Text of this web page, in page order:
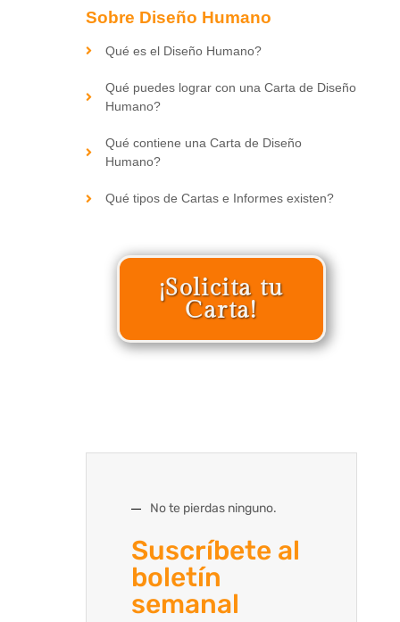
Sobre Diseño Humano
Qué es el Diseño Humano?
Qué puedes lograr con una Carta de Diseño
Humano?
Qué contiene una Carta de Diseño
Humano?
Qué tipos de Cartas e Informes existen?
¡Solicita tu
Carta!
No te pierdas ninguno.
Suscríbete al
boletín
semanal